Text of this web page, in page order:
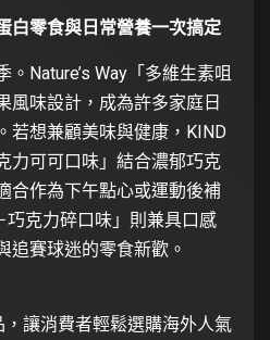
白零食與日常營養一次搞定
Nature’s Way「多維生素咀
風味設計，成為許多家庭日
若想兼顧美味與健康，KIND
力可可口味」結合濃郁巧克
合作為下午點心或運動後補
克力碎口味」則兼具口感
追賽球迷的零食新歡。
讓消費者輕鬆選購海外人氣